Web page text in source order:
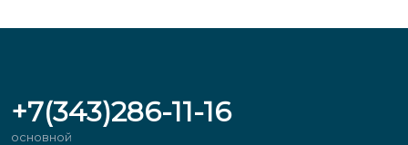
+7(343)286-11-16
основной